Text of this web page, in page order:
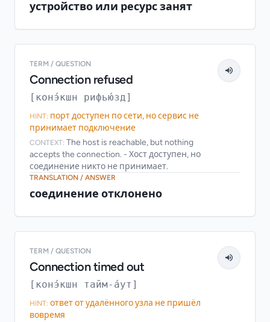
устройство или ресурс занят
TERM / QUESTION
Connection refused
[конэ́кшн рифью́зд]
HINT: порт доступен по сети, но сервис не
принимает подключение
CONTEXT: The host is reachable, but nothing
accepts the connection. - Хост доступен, но
соединение никто не принимает.
TRANSLATION / ANSWER
соединение отклонено
TERM / QUESTION
Connection timed out
[конэ́кшн тайм-а́ут]
HINT: ответ от удалённого узла не пришёл
вовремя